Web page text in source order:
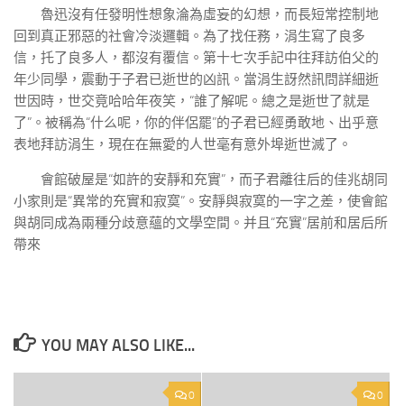
魯迅沒有任發明性想象淪為虛妄的幻想，而長短常控制地
回到真正邪惡的社會冷淡邏輯。為了找任務，涓生寫了良多
信，托了良多人，都沒有覆信。第十七次手記中往拜訪伯父的
年少同學，震動于子君已逝世的凶訊。當涓生訝然訊問詳細逝
世因時，世交竟哈哈年夜笑，“誰了解呢。總之是逝世了就是
了”。被稱為“什么呢，你的伴侶罷”的子君已經勇敢地、出乎意
表地拜訪涓生，現在在無愛的人世毫有意外埠逝世滅了。
會館破屋是“如許的安靜和充實”，而子君離往后的佳兆胡同
小家則是“異常的充實和寂寞”。安靜與寂寞的一字之差，使會館
與胡同成為兩種分歧意蘊的文學空間。并且“充實”居前和居后所
帶來
YOU MAY ALSO LIKE...
0 0